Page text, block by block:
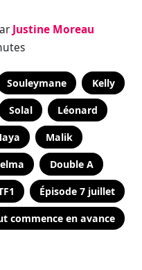
Justine Moreau
Souleymane Kelly
Solal Léonard
Malik
Double A
Épisode 7 juillet
commence en avance